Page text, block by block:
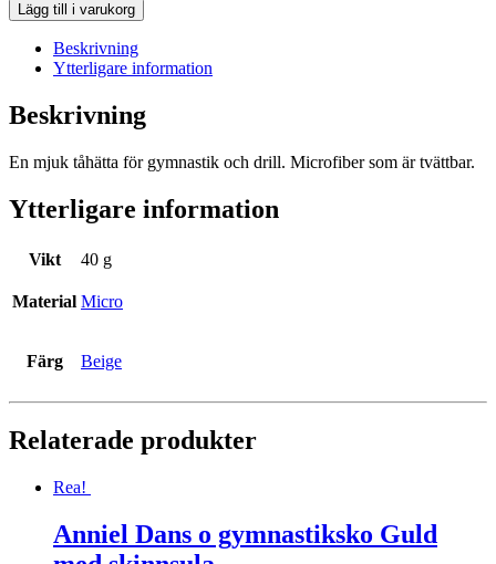
Lägg till i varukorg
Beskrivning
Ytterligare information
Beskrivning
En mjuk tåhätta för gymnastik och drill. Microfiber som är tvättbar.
Ytterligare information
Vikt 40 g
Material Micro
Färg Beige
Relaterade produkter
Rea!
Anniel Dans o gymnastiksko Guld